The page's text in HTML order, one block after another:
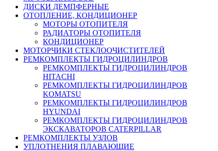
ДИСКИ ДЕМПФЕРНЫЕ
ОТОПЛЕНИЕ, КОНДИЦИОНЕР
МОТОРЫ ОТОПИТЕЛЯ
РАДИАТОРЫ ОТОПИТЕЛЯ
КОНДИЦИОНЕР
МОТОРЧИКИ СТЕКЛООЧИСТИТЕЛЕЙ
РЕМКОМПЛЕКТЫ ГИДРОЦИЛИНДРОВ
РЕМКОМПЛЕКТЫ ГИДРОЦИЛИНДРОВ
HITACHI
РЕМКОМПЛЕКТЫ ГИДРОЦИЛИНДРОВ
KOMATSU
РЕМКОМПЛЕКТЫ ГИДРОЦИЛИНДРОВ
HYUNDAI
РЕМКОМПЛЕКТЫ ГИДРОЦИЛИНДРОВ
ЭКСКАВАТОРОВ CATERPILLAR
РЕМКОМПЛЕКТЫ УЗЛОВ
УПЛОТНЕНИЯ ПЛАВАЮЩИЕ